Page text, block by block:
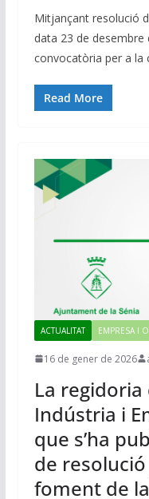
Mitjançant resolució
data 23 de desembre
convocatòria per a la
Read More
ACTUALITAT EMPRESA I
16 de gener de 2026
La regidoria
Indústria i
que s’ha
de
foment de